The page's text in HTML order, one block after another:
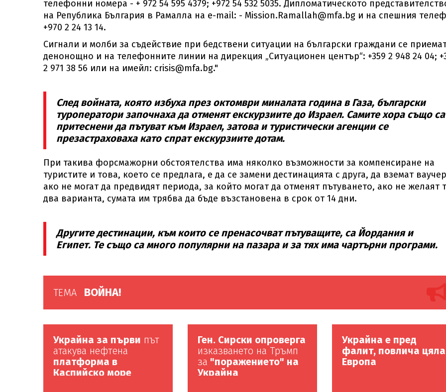
телефонни номера - + 972 54 595 4379; +972 54 532 5035. Дипломатическото
на Република България в Рамалла на e-mail: - Mission.Ramallah@mfa.bg и на спешния
+970 2 24 13 14.
Сигнали и молби за съдействие при бедствени ситуации на български граждани се
денонощно и на телефонните линии на дирекция „Ситуационен център“: +359 2 948 24 04;
2 971 38 56 или на имейл: crisis@mfa.bg."
След войната, която избуха през октомври миналата година в Газа, български
туроператори започнаха да отменят екскурзиите до Израел. Самите хора също са
притеснени да пътуват към Израел, затова и туристически агенции се
презастраховаха като спрат екскурзиите дотам.
При такива форсмажорни обстоятелства има няколко възможности за компенсиране на
туристите и това, което се предлага, е да се замени дестинацията с друга, да вземат
ако не могат да предвидят периода, за който могат да отменят пътуването, ако не желаят
два варианта, сумата им трябва да бъде възстановена в срок от 14 дни.
Другите дестинации, към които се пренасочват пътуващите, са Йордания и
Египет. Те също са много популярни на пазара и за тях има чартърни програми.
ТЕМА ВОЙНА!
Украйна за първи път
атакува нефтена
платформа в
Каспийско море
Ген. Сирски опроверга
изказването на Тръмп
за "поражението" на
Украйна
Украйна е пред
фалит, повлича цяла
Европа